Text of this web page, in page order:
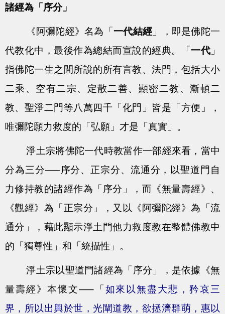
諸經為「序分」
《阿彌陀經》名為「一代結經 」，即是佛陀一
代教化中，最後作為總結而宣說的經典。「一代 」
指佛陀一生之間所說的所有言教、法門，包括大小
二乘、空有二宗、定散二善、顯密二教、漸頓二
教、聖淨二門等八萬四千「化門」皆是「方便」，
唯彌陀願力救度的「弘願」才是「真實」。
淨土宗將佛陀一代時教當作一部經來看，當中
分為三分—–序分、正宗分、流通分，以聖道門自
力修持教的諸經作為「序分」，而《無量壽經》、
《觀經》為「正宗分」，又以《阿彌陀經》為「流
通分」，藉此顯示淨土門他力救度教在整體佛教中
的「獨尊性」和「統攝性」。
淨土宗以聖道門諸經為「序分」，是依據《無
量壽經》本懷文—–「 如來以無盡大悲，矜哀三
界，所以出興於世，光闡道教，欲拯濟群萌，惠以